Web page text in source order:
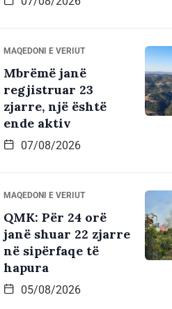
MAQEDONI E VERIUT
Mbrëmë janë
regjistruar 23
zjarre, një është
ende aktiv
07/08/2026
MAQEDONI E VERIUT
QMK: Për 24 orë
janë shuar 22 zjarre
në sipërfaqe të
hapura
05/08/2026